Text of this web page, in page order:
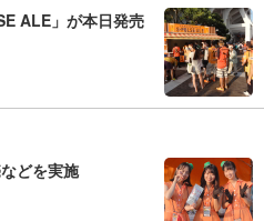
ALE」が本日発売
どを実施